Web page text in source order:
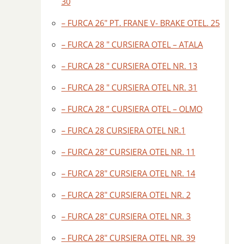
– FURCA 26″ PT. FRANE V- BRAKE OTEL. 25
– FURCA 28 " CURSIERA OTEL – ATALA
– FURCA 28 " CURSIERA OTEL NR. 13
– FURCA 28 " CURSIERA OTEL NR. 31
– FURCA 28 ” CURSIERA OTEL – OLMO
– FURCA 28 CURSIERA OTEL NR.1
– FURCA 28″ CURSIERA OTEL NR. 11
– FURCA 28″ CURSIERA OTEL NR. 14
– FURCA 28″ CURSIERA OTEL NR. 2
– FURCA 28″ CURSIERA OTEL NR. 3
– FURCA 28″ CURSIERA OTEL NR. 39